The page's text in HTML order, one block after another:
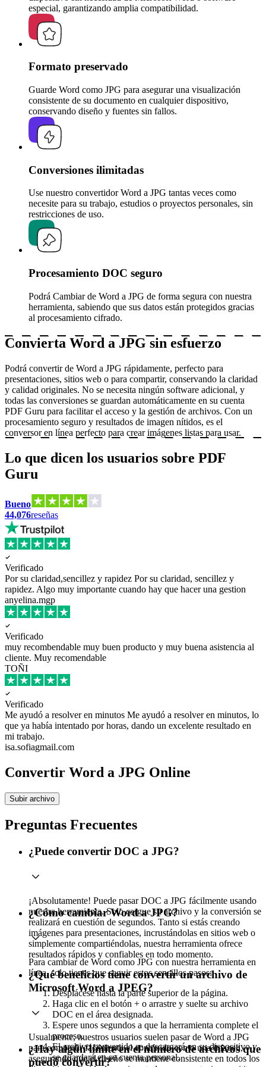
especial, garantizando amplia compatibilidad.
Formato preservado
Guarde Word como JPG para asegurar una visualización
consistente de su documento en cualquier dispositivo,
conservando diseño y fuentes sin fallos.
Conversiones ilimitadas
Use nuestro convertidor Word a JPG tantas veces como
necesite para su trabajo, estudios o proyectos personales, sin
restricciones de uso.
Procesamiento DOC seguro
Podrá Cambiar de Word a JPG de forma segura con nuestra
herramienta, sabiendo que sus datos están protegidos gracias
al procesamiento cifrado.
Convierta Word a JPG sin esfuerzo
Podrá convertir de Word a JPG rápidamente, perfecto para
presentaciones, sitios web o para compartir, conservando la claridad
y calidad originales. No se necesita ningún software adicional, y
todas las conversiones se guardan automáticamente en su cuenta
PDF Guru para facilitar el acceso y la gestión de archivos. Con un
procesamiento seguro y resultados de imagen nítidos, es el
conversor en línea perfecto para crear imágenes listas para usar.
Lo que dicen los usuarios sobre PDF
Guru
Bueno
44,076reseñas
Verificado
Por su claridad,sencillez y rapidez Por su claridad, sencillez y
rapidez. Algo muy importante cuando hay que hacer una gestion
anyelina.mgp
Verificado
muy recombendable muy buen producto y muy buena asistencia al
cliente. Muy recomendable
TOÑI
Verificado
Me ayudó a resolver en minutos Me ayudó a resolver en minutos, lo
que ya había intentado por horas, dando un excelente resultado en
mi trabajo.
isa.sofiagmail.com
Convertir Word a JPG Online
Subir archivo
Preguntas Frecuentes
¿Puede convertir DOC a JPG?
¡Absolutamente! Puede pasar DOC a JPG fácilmente usando
nuestra herramienta. Solo cargue su archivo y la conversión se
realizará en cuestión de segundos. Tanto si estás creando
imágenes para presentaciones, incrustándolas en sitios web o
simplemente compartiéndolas, nuestra herramienta ofrece
resultados rápidos y confiables en todo momento.
¿Cómo cambiar Word a JPG?
Para cambiar de Word como JPG con nuestra herramienta en
línea, solo tienes que seguir estos sencillos pasos:
Desplácese hasta la parte superior de la página.
Haga clic en el botón + o arrastre y suelte su archivo
DOC en el área designada.
Espere unos segundos a que la herramienta complete el
proceso.
El archivo convertido se descargará en su dispositivo y
se guardará en su cuenta personal.
¿Qué beneficios tiene convertir un archivo de
Microsoft Word a JPEG?
Usualmente, nuestros usuarios suelen pasar de Word a JPG
para compartir fácilmente el contenido como una imagen,
asegurando que el diseño se mantiene consistente en todos los
¿Hay algún límite en el número de archivos que
puedo convertir?